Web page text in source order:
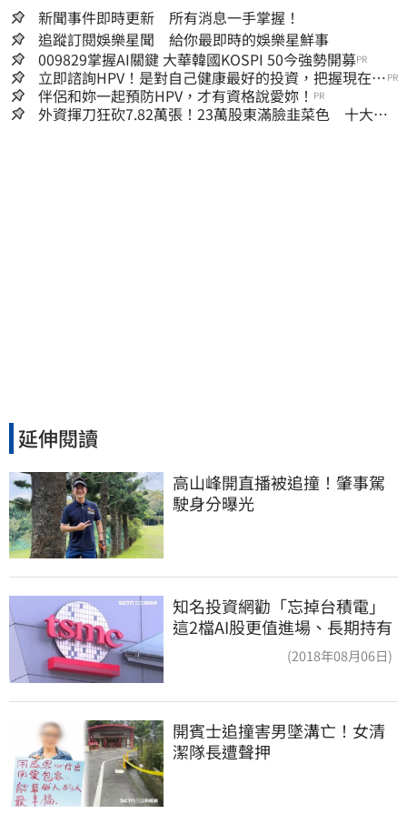
新聞事件即時更新 所有消息一手掌握！
追蹤訂閱娛樂星聞 給你最即時的娛樂星鮮事
009829掌握AI關鍵 大華韓國KOSPI 50今強勢開募PR
立即諮詢HPV！是對自己健康最好的投資，把握現在不
嫌晚！
PR
伴侶和妳一起預防HPV，才有資格說愛妳！ PR
外資揮刀狂砍7.82萬張！23萬股東滿臉韭菜色 十大賣
延伸閱讀
高山峰開直播被追撞！肇事駕
駛身分曝光
知名投資網勸「忘掉台積電」
這2檔AI股更值進場、長期持有
(2018年08月06日)
開賓士追撞害男墜溝亡！女清
潔隊長遭聲押